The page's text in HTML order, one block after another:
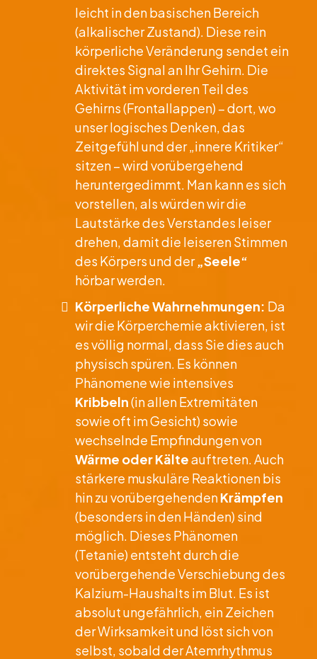
leicht in den basischen Bereich
(alkalischer Zustand). Diese rein
körperliche Veränderung sendet ein
direktes Signal an Ihr Gehirn. Die
Aktivität im vorderen Teil des
Gehirns (Frontallappen) – dort, wo
unser logisches Denken, das
Zeitgefühl und der „innere Kritiker“
sitzen – wird vorübergehend
heruntergedimmt. Man kann es sich
vorstellen, als würden wir die
Lautstärke des Verstandes leiser
drehen, damit die leiseren Stimmen
des Körpers und der„Seele“
hörbar werden.
Körperliche Wahrnehmungen: Da
wir die Körperchemie aktivieren, ist
es völlig normal, dass Sie dies auch
physisch spüren. Es können
Phänomene wie intensives
Kribbeln(in allen Extremitäten
sowie oft im Gesicht) sowie
wechselnde Empfindungen von
Wärme oder Kälteauftreten. Auch
stärkere muskuläre Reaktionen bis
hin zu vorübergehendenKrämpfen
(besonders in den Händen) sind
möglich. Dieses Phänomen
(Tetanie) entsteht durch die
vorübergehende Verschiebung des
Kalzium-Haushalts im Blut. Es ist
absolut ungefährlich, ein Zeichen
der Wirksamkeit und löst sich von
selbst, sobald der Atemrhythmus